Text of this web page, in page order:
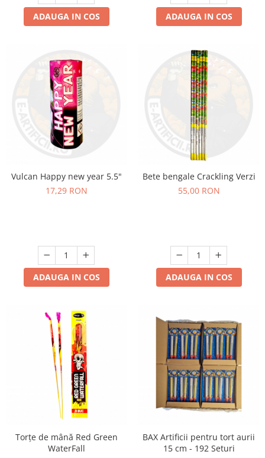
ADAUGA IN COS ADAUGA IN COS
Vulcan Happy new year 5.5"
17,29 RON
ADAUGA IN COS
Bete bengale Crackling Verzi
55,00 RON
ADAUGA IN COS
Torțe de mână Red Green
WaterFall
BAX Artificii pentru tort aurii
15 cm - 192 Seturi